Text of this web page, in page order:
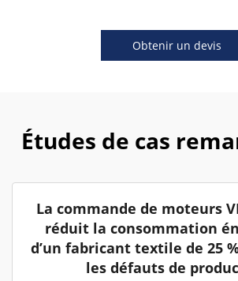
Obtenir un devis
Études de cas
La commande de moteurs
réduit la consommation
d’un fabricant textile de 25
les défauts de